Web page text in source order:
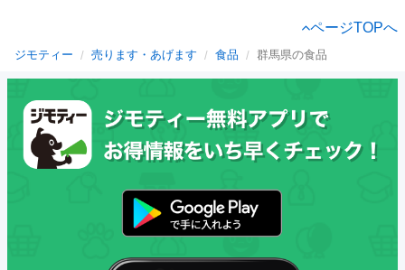
ページTOPへ
ジモティー 売ります・あげます 食品 群馬県の食品